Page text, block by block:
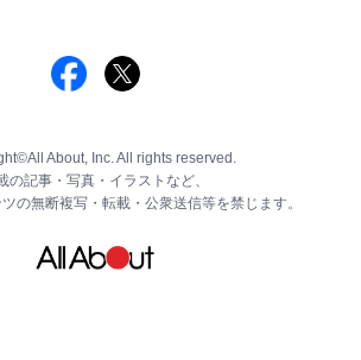
About, Inc. All rights reserved.
の記事・写真・イラストなど、
の無断複写・転載・公衆送信等を禁じます。